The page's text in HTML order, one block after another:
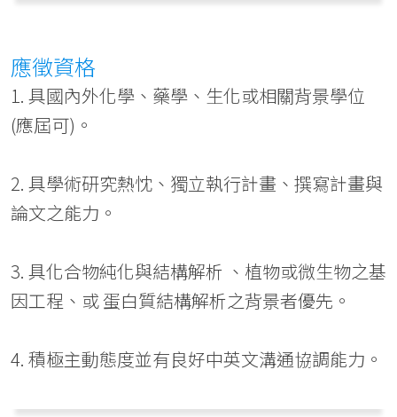
應徵資格
1. 具國內外化學、藥學、生化或相關背景學位
(應屆可)。
2. 具學術研究熱忱、獨立執行計畫、撰寫計畫與
論文之能力。
3. 具化合物純化與結構解析 、植物或微生物之基
因工程、或 蛋白質結構解析之背景者優先。
4. 積極主動態度並有良好中英文溝通協調能力。